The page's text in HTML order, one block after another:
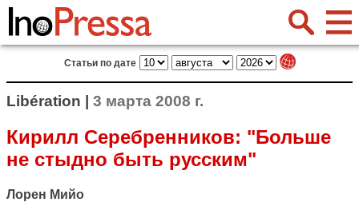
Статьи по дате
Libération | 3 марта 2008 г.
Кирилл Серебренников: "Больше
не стыдно быть русским"
Лорен Мийо